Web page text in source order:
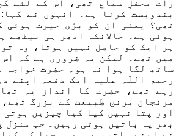
راتمحفلِ سماع تھ ی،
اس کے لئے
بندوبست کرن ا
ہے۔ انہوں نے
تھ
ی؟ یعنی ان کو بڑی حیرت ہوئی
ہوئی ہے۔
حالانکہ ادھر ہی بیٹھے
ہر ایک کو حاصل نہ ی ں ہوتا، وہ
میں تھے۔ لیکن
یہ ضروری ہے کہ
ساتھ لگا ہوا نہ ہو۔ حضرت خواجہ
رحمۃ اللّٰہ علیہ
ایک دفعہ اپنے
رہے تھے ، حضرت کا انداز یہ
مرنج ان مرنج طبیعت کے بزرگ تھے ،
اور پتا نہیں کیا کیا چیزیں ہوتی
بھر یہ باتیں ہوتی رہیں۔ جب منزل